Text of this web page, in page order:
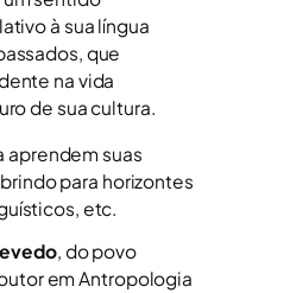
à sua língua
que
na vida
de sua cultura.
aprendem suas
para horizontes
etc.
, do povo
em Antropologia